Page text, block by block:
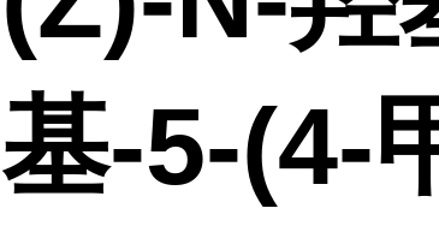
基-5-(4-